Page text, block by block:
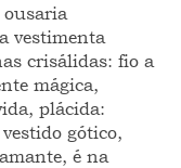
ousaria
vestimenta
crisálidas: fio a
mágica,
plácida:
gótico,
é na